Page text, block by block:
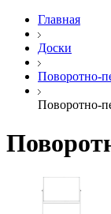
Главная
Доски
Поворотно-
Поворотно-